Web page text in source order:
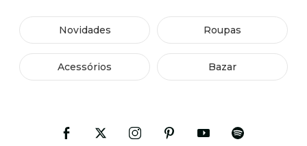
Novidades Roupas
Acessórios Bazar